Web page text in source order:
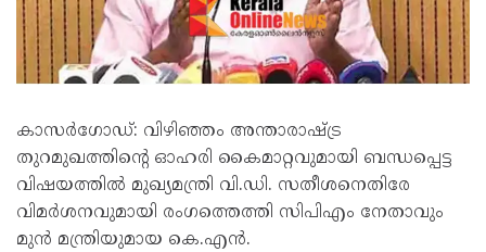
കാസർഗോഡ്: വിഴിഞ്ഞം അന്താരാഷ്ട്ര
തുറമുഖ‍ത്തിന്‍റെ ഓഹരി കൈമാറ്റവുമായി ബന്ധപ്പെട്ട
വിഷയത്തിൽ മുഖ‍്യമന്ത്രി വി.ഡി. സതീശനെതിരേ
വിമർശനവുമായി രംഗത്തെത്തി സിപിഎം നേതാവും
മുൻ മന്ത്രിയുമായ കെ.എൻ.